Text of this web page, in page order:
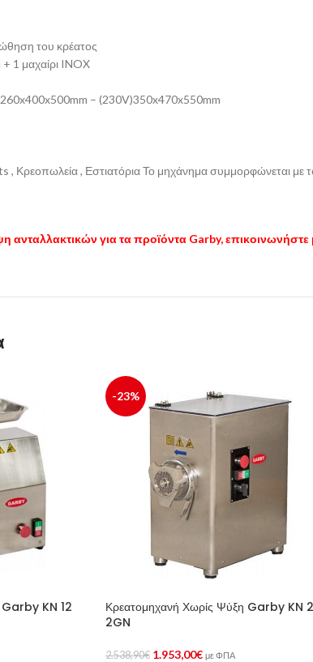
του κρέατος
1 μαχαίρι INOX
– (230V)350x470x550mm
, Κρεοπωλεία , Εστιατόρια Το μηχάνημα συμμορφώνεται με
ανταλλακτικών για τα προϊόντα Garby,
Garby KN 12
-23%
Κρεατομηχανή Χωρίς Ψύξη Garby KN
2GN
2.538,90€ 1.953,00€ με ΦΠΑ